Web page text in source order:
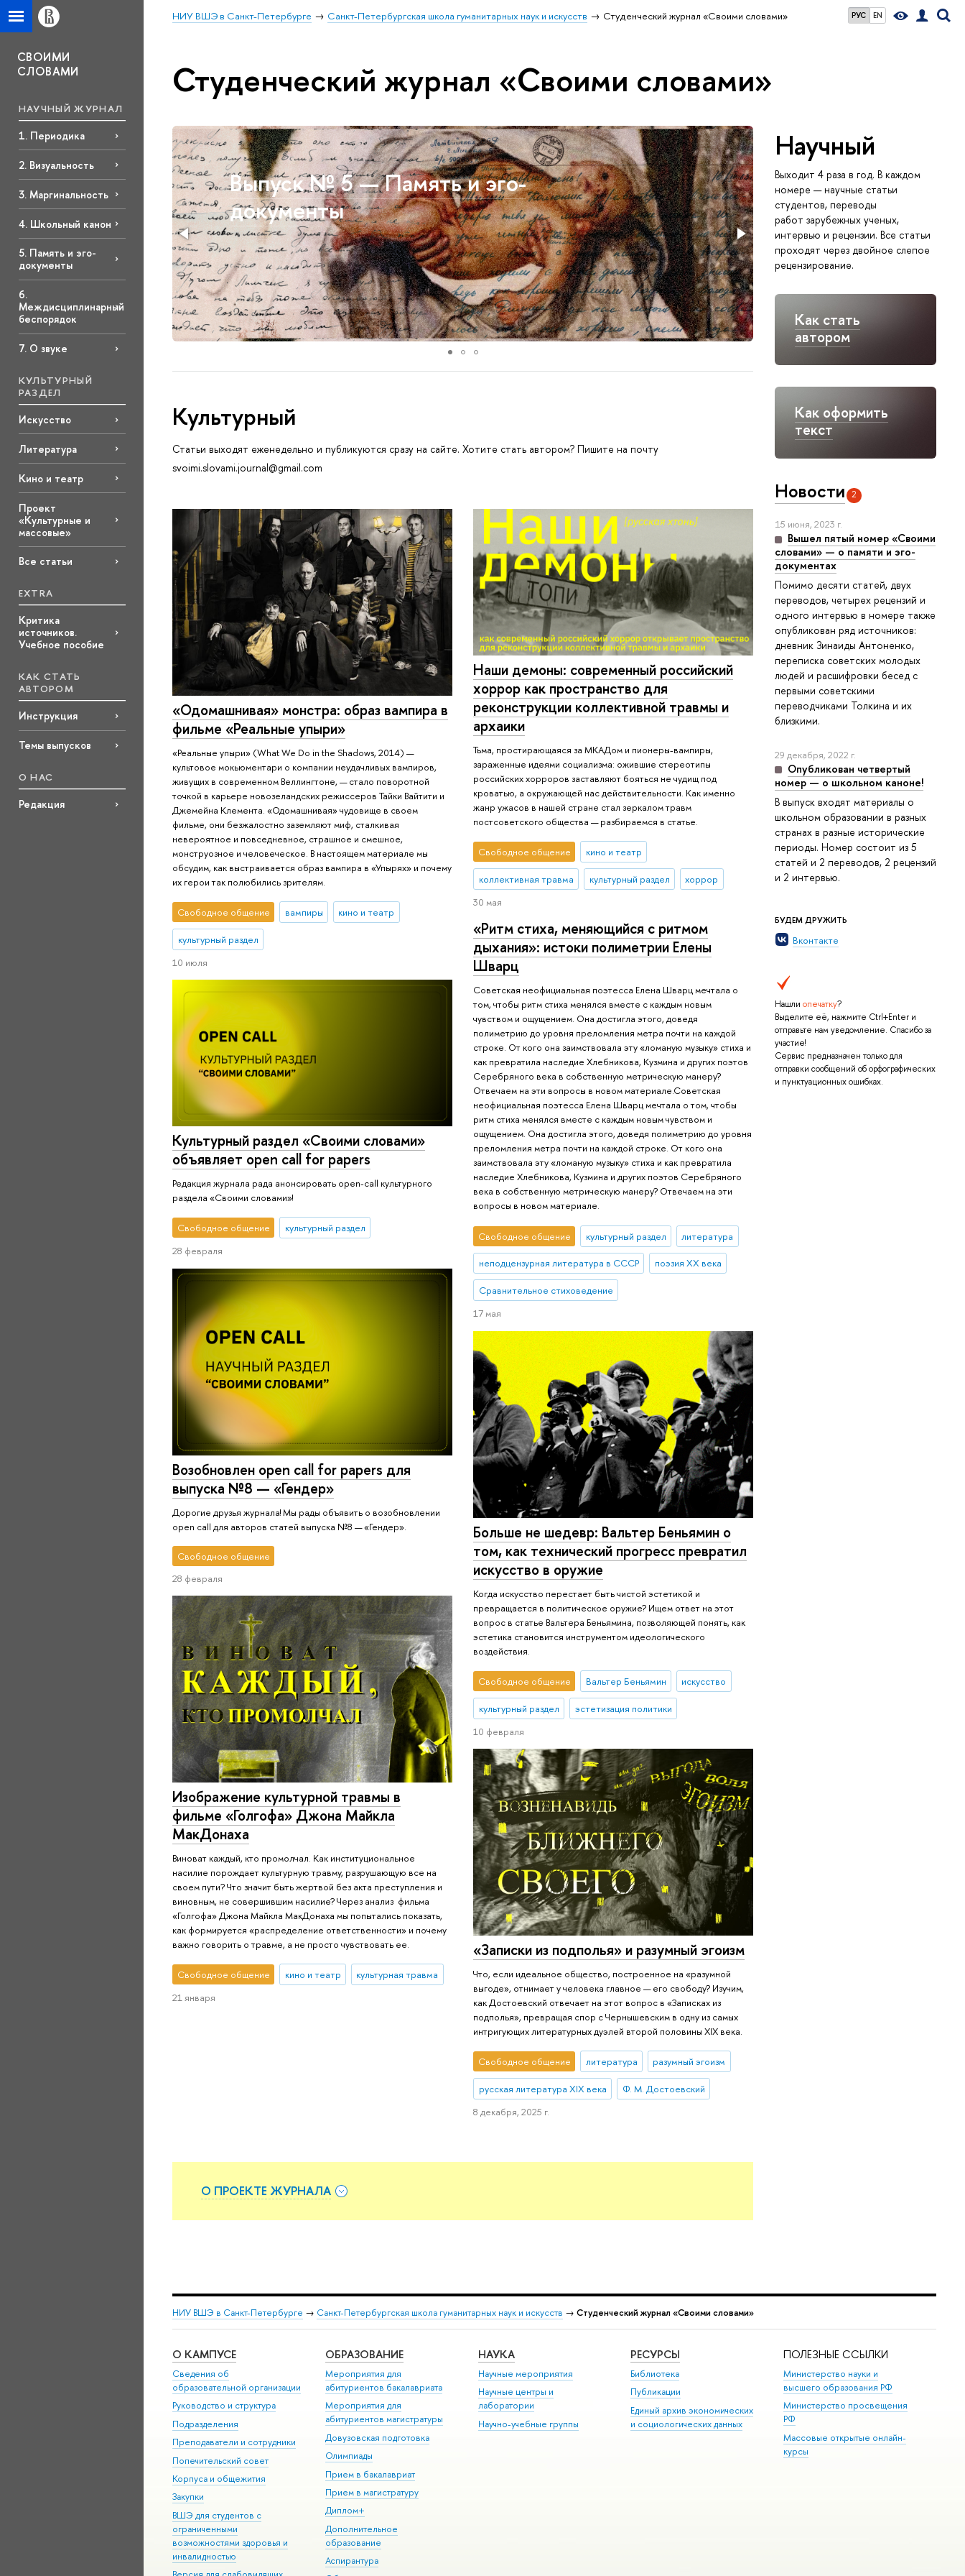
РУС EN
НИУ ВШЭ в Санкт-Петербурге Санкт-Петербургская школа гуманитарных наук и искусств Студенческий журнал «Своими словами»
СВОИМИ
СЛОВАМИ
НАУЧНЫЙ ЖУРНАЛ
1. Периодика
2. Визуальность
3. Маргинальность
4. Школьный канон
5. Память и эго-
документы
6.
Междисциплинарный
беспорядок
7. О звуке
КУЛЬТУРНЫЙ
РАЗДЕЛ
Искусство
Литература
Кино и театр
Проект
«Культурные и
массовые»
Все статьи
EXTRA
Критика
источников.
Учебное пособие
КАК СТАТЬ
АВТОРОМ
Инструкция
Темы выпусков
О НАС
Редакция
Студенческий журнал «Своими словами»
Научный
Выходит 4 раза в год. В каждом
номере — научные статьи
студентов, переводы
работ зарубежных ученых,
интервью и рецензии. Все статьи
проходят через двойное слепое
рецензирование.
Как стать
автором
Как оформить
текст
Новости 2
15 июня, 2023 г.
Вышел пятый номер «Своими
словами» — о памяти и эго-
документах
Помимо десяти статей, двух
переводов, четырех рецензий и
одного интервью в номере также
опубликован ряд источников:
дневник Зинаиды Антоненко,
переписка советских молодых
людей и расшифровки бесед с
первыми советскими
переводчиками Толкина и их
близкими.
29 декабря, 2022 г.
Опубликован четвертый
номер — о школьном каноне!
В выпуск входят материалы о
школьном образовании в разных
странах в разные исторические
периоды. Номер состоит из 5
статей и 2 переводов, 2 рецензий
и 2 интервью.
БУДЕМ ДРУЖИТЬ
Вконтакте
Нашли опечатку?
Выделите её, нажмите Ctrl+Enter и
отправьте нам уведомление. Спасибо за
участие!
Сервис предназначен только для
отправки сообщений об орфографических
и пунктуационных ошибках.
Выпуск № 5 — Память и эго-
документы
Выпуск № 4 —
Культурный
Статьи выходят еженедельно и публикуются сразу на сайте. Хотите стать автором? Пишите на почту
svoimi.slovami.journal@gmail.com
«Одомашнивая» монстра: образ вампира в
фильме «Реальные упыри»
«Реальные упыри» (What We Do in the Shadows, 2014) —
культовое мокьюментари о компании неудачливых вампиров,
живущих в современном Веллингтоне, — стало поворотной
точкой в карьере новозеландских режиссеров Тайки Вайтити и
Джемейна Клемента. «Одомашнивая» чудовище в своем
фильме, они безжалостно заземляют миф, сталкивая
невероятное и повседневное, страшное и смешное,
монструозное и человеческое. В настоящем материале мы
обсудим, как выстраивается образ вампира в «Упырях» и почему
их герои так полюбились зрителям.
Свободное общение вампиры кино и театр
культурный раздел
10 июля
Наши демоны: современный российский
хоррор как пространство для
реконструкции коллективной травмы и
архаики
Тьма, простирающаяся за МКАДом и пионеры-вампиры,
зараженные идеями социализма: ожившие стереотипы
российских хорроров заставляют бояться не чудищ под
кроватью, а окружающей нас действительности. Как именно
жанр ужасов в нашей стране стал зеркалом травм
постсоветского общества — разбираемся в статье.
Свободное общение кино и театр
коллективная травма культурный раздел
хоррор
30 мая
«Ритм стиха, меняющийся с ритмом
дыхания»: истоки полиметрии Елены
Шварц
Советская неофициальная поэтесса Елена Шварц мечтала о
том, чтобы ритм стиха менялся вместе с каждым новым
чувством и ощущением. Она достигла этого, доведя
полиметрию до уровня преломления метра почти на каждой
строке. От кого она заимствовала эту «ломаную музыку» стиха и
как превратила наследие Хлебникова, Кузмина и других поэтов
Серебряного века в собственную метрическую манеру?
Отвечаем на эти вопросы в новом материале.Советская
неофициальная поэтесса Елена Шварц мечтала о том, чтобы
ритм стиха менялся вместе с каждым новым чувством и
ощущением. Она достигла этого, доведя полиметрию до уровня
преломления метра почти на каждой строке. От кого она
заимствовала эту «ломаную музыку» стиха и как превратила
наследие Хлебникова, Кузмина и других поэтов Серебряного
века в собственную метрическую манеру? Отвечаем на эти
вопросы в новом материале.
Свободное общение культурный раздел литература
неподцензурная литература в СССР поэзия XX века
Сравнительное стиховедение
17 мая
Культурный раздел «Своими словами»
объявляет оpen call for papers
Редакция журнала рада анонсировать open-call культурного
раздела «Своими словами»!
Свободное общение
культурный раздел
28 февраля
Возобновлен open call for papers для
выпуска №8 — «Гендер»
Дорогие друзья журнала! Мы рады объявить о возобновлении
open call для авторов статей выпуска №8 — «Гендер».
Свободное общение
28 февраля
Больше не шедевр: Вальтер Беньямин о
том, как технический прогресс превратил
искусство в оружие
Когда искусство перестает быть чистой эстетикой и
превращается в политическое оружие? Ищем ответ на этот
вопрос в статье Вальтера Беньямина, позволяющей понять, как
эстетика становится инструментом идеологического
воздействия.
Свободное общение Вальтер Беньямин искусство
культурный раздел
эстетизация политики
10 февраля
Изображение культурной травмы в
фильме «Голгофа» Джона Майкла
МакДонаха
Виноват каждый, кто промолчал. Как институциональное
насилие порождает культурную травму, разрушающую все на
своем пути? Что значит быть жертвой без акта преступления и
виновным, не совершившим насилие? Через анализ фильма
«Голгофа» Джона Майкла МакДонаха мы попытались показать,
как формируется «распределение ответственности» и почему
важно говорить о травме, а не просто чувствовать ее.
Свободное общение кино и театр
культурная травма
21 января
«Записки из подполья» и разумный эгоизм
Что, если идеальное общество, построенное на «разумной
выгоде», отнимает у человека главное — его свободу? Изучим,
как Достоевский отвечает на этот вопрос в «Записках из
подполья», превращая спор с Чернышевским в одну из самых
интригующих литературных дуэлей второй половины XIX века.
Свободное общение литература разумный эгоизм
русская литература XIX века
Ф. М. Достоевский
8 декабря, 2025 г.
О ПРОЕКТЕ ЖУРНАЛА
НИУ ВШЭ в Санкт-Петербурге → Санкт-Петербургская школа гуманитарных наук и искусств → Студенческий журнал «Своими словами»
О КАМПУСЕ
Сведения об
образовательной организации
Руководство и структура
Подразделения
Преподаватели и сотрудники
Попечительский совет
Корпуса и общежития
Закупки
ВШЭ для студентов с
ограниченными
возможностями здоровья и
инвалидностью
ОБРАЗОВАНИЕ
Мероприятия для
абитуриентов бакалавриата
Мероприятия для
абитуриентов магистратуры
Довузовская подготовка
Олимпиады
Прием в бакалавриат
Прием в магистратуру
Диплом+
Дополнительное
образование
Аспирантура
НАУКА
Научные мероприятия
Научные центры и
лаборатории
Научно-учебные группы
РЕСУРСЫ
Библиотека
Публикации
Единый архив экономических
и социологических данных
ПОЛЕЗНЫЕ ССЫЛКИ
Министерство науки и
высшего образования РФ
Министерство просвещения
РФ
Массовые открытые онлайн-
курсы